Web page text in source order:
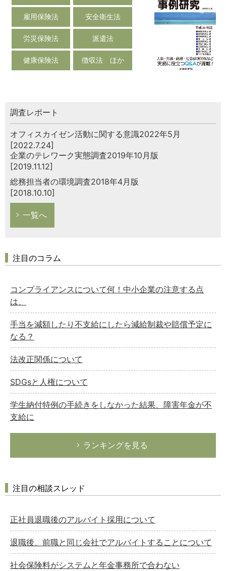
雇用保険法 安全衛生法
労災保険法 派遣法
健康保険法 徴収法 ほか
調査レポート
オフィスカイゼン活動に関する意識2022年5月
[2022.7.24]
企業のテレワーク実態調査2019年10月版
[2019.11.12]
総務担当者の環境調査2018年4月版
[2018.10.10]
一覧へ
注目のコラム
コンプライアンスについて何！中小企業の注意する点
は、
手当を減額したり不支給にしたら減給制裁や賠償予定に
なる？
法改正関係について
SDGsと人権について
学生納付特例の手続きをしなかった結果、障害年金が不
支給に
ランキングを見る
注目の相談スレッド
正社員退職後のアルバイト採用について
退職後、前職と同じ会社でアルバイトすることについて
社会保険料がシステムと年金事務所で合わない